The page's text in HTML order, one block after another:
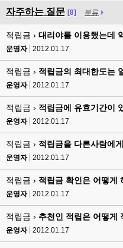
자주하는 질문 [8] 분류
적립금 › 대리야를 이용했는데
운영자 2012.01.17
적립금 › 적립금의 최대한도는
운영자 2012.01.17
적립금 › 적립금에 유효기간이
운영자 2012.01.17
적립금 › 적립금을 다른사람에
운영자 2012.01.17
적립금 › 적립금 확인은 어떻게
운영자 2012.01.17
적립금 › 추천인 적립은 어떻게
운영자 2012.01.17